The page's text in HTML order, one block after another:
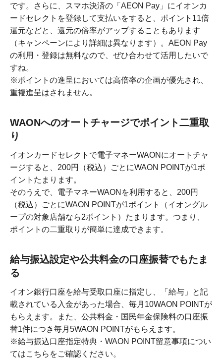
です。さらに、スマホ決済の「AEON Pay」にイオンカ
ードセレクトを登録して支払いをすると、ポイント11倍
還元などと、還元の倍率がアップすることもあります
（キャンペーンにより詳細は異なります）。AEON Pay
の利用・登録は無料なので、ぜひ合わせて活用したいで
すね。
※ポイントの進呈においては高倍率の企画が優先され、
重複進呈はされません。
WAONへのオートチャージでポイント二重取
り
イオンカードセレクトで電子マネーWAONにオートチャ
ージすると、200円（税込）ごとにWAON POINTが1ポ
イントたまります。
そのうえで、電子マネーWAONを利用すると、200円
（税込）ごとにWAON POINTが1ポイント（イオングル
ープの対象店舗なら2ポイント）たまります。つまり、
ポイントの二重取りが簡単に達成できます。
給与振込設定や公共料金の口座振替でもたま
る
イオン銀行口座を給与受取口座に指定し、「給与」と記
載されている入金があった場合、毎月10WAON POINTが
もらえます。また、公共料金・国民年金保険料の口座振
替1件につき毎月5WAON POINTがもらえます。
※給与振込口座指定特典・WAON POINT留意事項につい
てはこちらをご確認ください。